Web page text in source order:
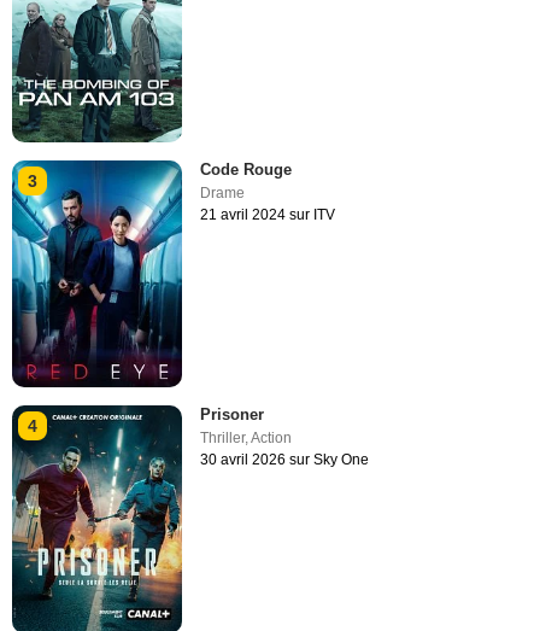
3
Code Rouge
Drame
21 avril 2024 sur ITV
4
Prisoner
Thriller,Action
30 avril 2026 sur Sky One